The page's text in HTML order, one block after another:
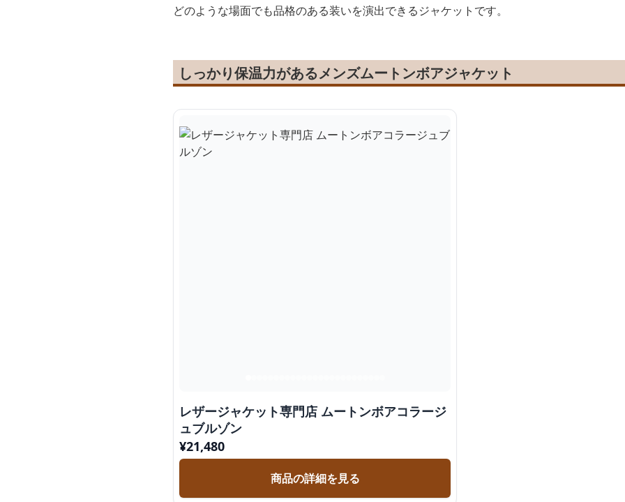
どのような場面でも品格のある装いを演出できるジャケットです。
しっかり保温力があるメンズムートンボアジャケット
レザージャケット専門店 ムートンボアコラージ
ュブルゾン
¥21,480
商品の詳細を見る